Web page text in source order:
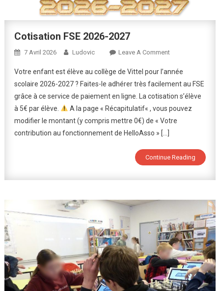
Cotisation FSE 2026-2027
7 Avril 2026 Ludovic Leave A CommentOn
FSE
2026-
2027
Votre enfant est élève au collège de Vittel pour l’année
scolaire 2026-2027 ? Faites-le adhérer très facilement au FSE
grâce à ce service de paiement en ligne. La cotisation s’élève
à 5€ par élève.
A la page « Récapitulatif« , vous pouvez
modifier le montant (y compris mettre 0€) de « Votre
contribution au fonctionnement de HelloAsso » […]
Continue Reading